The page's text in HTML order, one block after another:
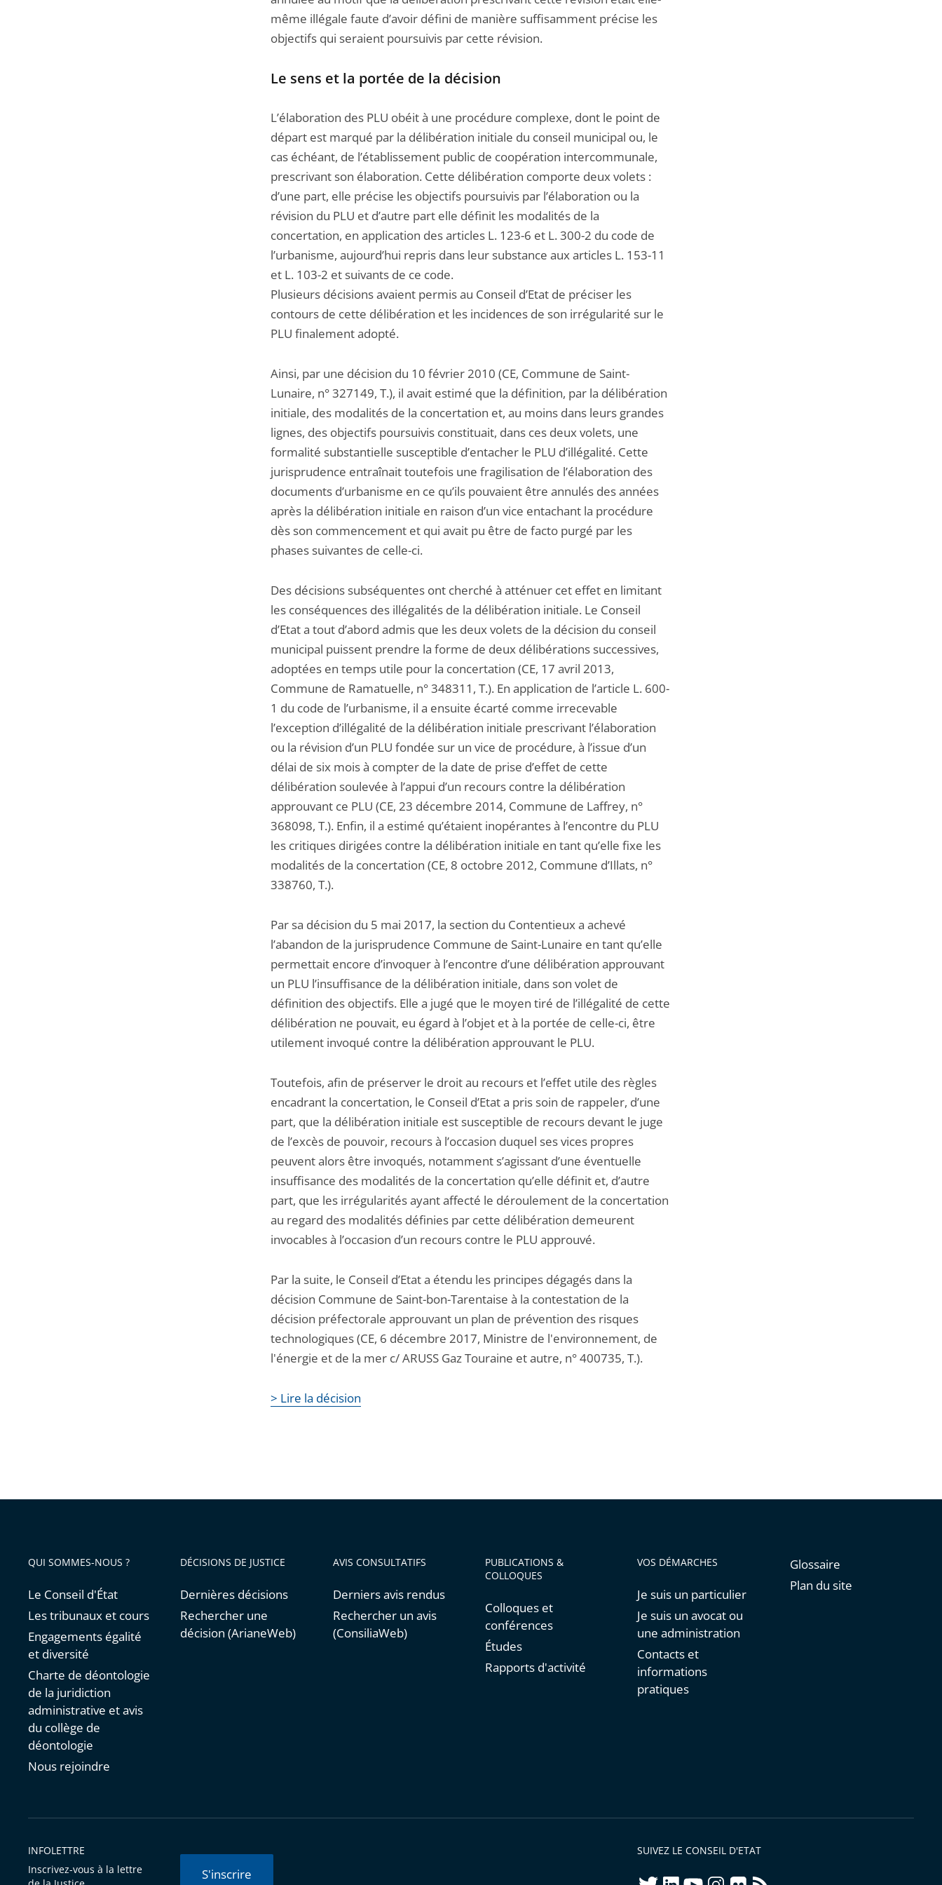
même illégale faute d’avoir défini de manière suffisamment précise les
objectifs qui seraient poursuivis par cette révision.
Le sens et la portée de la décision
L’élaboration des PLU obéit à une procédure complexe, dont le point de
départ est marqué par la délibération initiale du conseil municipal ou, le
cas échéant, de l’établissement public de coopération intercommunale,
prescrivant son élaboration. Cette délibération comporte deux volets :
d’une part, elle précise les objectifs poursuivis par l’élaboration ou la
révision du PLU et d’autre part elle définit les modalités de la
concertation, en application des articles L. 123-6 et L. 300-2 du code de
l’urbanisme, aujourd’hui repris dans leur substance aux articles L. 153-11
et L. 103-2 et suivants de ce code.
Plusieurs décisions avaient permis au Conseil d’Etat de préciser les
contours de cette délibération et les incidences de son irrégularité sur le
PLU finalement adopté.
Ainsi, par une décision du 10 février 2010 (CE, Commune de Saint-
Lunaire, n° 327149, T.), il avait estimé que la définition, par la délibération
initiale, des modalités de la concertation et, au moins dans leurs grandes
lignes, des objectifs poursuivis constituait, dans ces deux volets, une
formalité substantielle susceptible d’entacher le PLU d’illégalité. Cette
jurisprudence entraînait toutefois une fragilisation de l’élaboration des
documents d’urbanisme en ce qu’ils pouvaient être annulés des années
après la délibération initiale en raison d’un vice entachant la procédure
dès son commencement et qui avait pu être de facto purgé par les
phases suivantes de celle-ci.
Des décisions subséquentes ont cherché à atténuer cet effet en limitant
les conséquences des illégalités de la délibération initiale. Le Conseil
d’Etat a tout d’abord admis que les deux volets de la décision du conseil
municipal puissent prendre la forme de deux délibérations successives,
adoptées en temps utile pour la concertation (CE, 17 avril 2013,
Commune de Ramatuelle, n° 348311, T.). En application de l’article L. 600-
1 du code de l’urbanisme, il a ensuite écarté comme irrecevable
l’exception d’illégalité de la délibération initiale prescrivant l’élaboration
ou la révision d’un PLU fondée sur un vice de procédure, à l’issue d’un
délai de six mois à compter de la date de prise d’effet de cette
délibération soulevée à l’appui d’un recours contre la délibération
approuvant ce PLU (CE, 23 décembre 2014, Commune de Laffrey, n°
368098, T.). Enfin, il a estimé qu’étaient inopérantes à l’encontre du PLU
les critiques dirigées contre la délibération initiale en tant qu’elle fixe les
modalités de la concertation (CE, 8 octobre 2012, Commune d’Illats, n°
338760, T.).
Par sa décision du 5 mai 2017, la section du Contentieux a achevé
l’abandon de la jurisprudence Commune de Saint-Lunaire en tant qu’elle
permettait encore d’invoquer à l’encontre d’une délibération approuvant
un PLU l’insuffisance de la délibération initiale, dans son volet de
définition des objectifs. Elle a jugé que le moyen tiré de l’illégalité de cette
délibération ne pouvait, eu égard à l’objet et à la portée de celle-ci, être
utilement invoqué contre la délibération approuvant le PLU.
Toutefois, afin de préserver le droit au recours et l’effet utile des règles
encadrant la concertation, le Conseil d’Etat a pris soin de rappeler, d’une
part, que la délibération initiale est susceptible de recours devant le juge
de l’excès de pouvoir, recours à l’occasion duquel ses vices propres
peuvent alors être invoqués, notamment s’agissant d’une éventuelle
insuffisance des modalités de la concertation qu’elle définit et, d’autre
part, que les irrégularités ayant affecté le déroulement de la concertation
au regard des modalités définies par cette délibération demeurent
invocables à l’occasion d’un recours contre le PLU approuvé.
Par la suite, le Conseil d’Etat a étendu les principes dégagés dans la
décision Commune de Saint-bon-Tarentaise à la contestation de la
décision préfectorale approuvant un plan de prévention des risques
technologiques (CE, 6 décembre 2017, Ministre de l'environnement, de
l'énergie et de la mer c/ ARUSS Gaz Touraine et autre, n° 400735, T.).
> Lire la décision
QUI SOMMES-NOUS ?
Le Conseil d'État
Les tribunaux et cours
Engagements égalité
et diversité
Charte de déontologie
de la juridiction
administrative et avis
du collège de
déontologie
Nous rejoindre
DÉCISIONS DE JUSTICE
Dernières décisions
Rechercher une
décision (ArianeWeb)
AVIS CONSULTATIFS
Derniers avis rendus
Rechercher un avis
(ConsiliaWeb)
PUBLICATIONS &
COLLOQUES
Colloques et
conférences
Études
Rapports d'activité
VOS DÉMARCHES
Je suis un particulier
Je suis un avocat ou
une administration
Contacts et
informations
pratiques
Glossaire
Plan du site
INFOLETTRE
Inscrivez-vous à la lettre
S'inscrire
SUIVEZ LE CONSEIL D'ETAT
twitterlinkedInyoutubeinstagram
flickrrss